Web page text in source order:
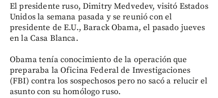
El presidente ruso, Dimitry Medvedev, visitó Estados
Unidos la semana pasada y se reunió con el
presidente de E.U., Barack Obama, el pasado jueves
en la Casa Blanca.
Obama tenía conocimiento de la operación que
preparaba la Oficina Federal de Investigaciones
(FBI) contra los sospechosos pero no sacó a relucir el
asunto con su homólogo ruso.